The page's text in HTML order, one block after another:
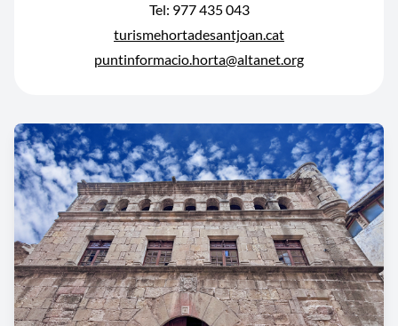
Tel: 977 435 043
turismehortadesantjoan.cat
puntinformacio.horta@altanet.org